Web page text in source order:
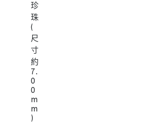
珍
珠
(
尺
寸
約
7.
0
0
m
m
)